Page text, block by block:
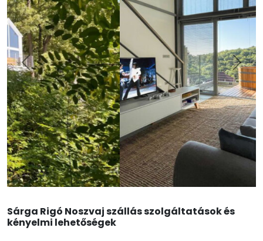
Sárga Rigó Noszvaj szállás szolgáltatások és
kényelmi lehetőségek